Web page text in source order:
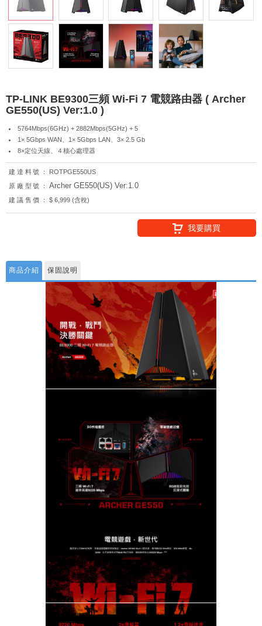
TP-LINK BE9300三頻 Wi-Fi 7 電競路由器 ( Archer
GE550(US) Ver:1.0 )
5764Mbps(6GHz) + 2882Mbps(5GHz) + 5
1× 5Gbps WAN、1× 5Gbps LAN、3× 2.5 Gb
8×定位天線、４核心處理器
建達料號：
ROTPGE550US
原廠型號：
Archer GE550(US) Ver:1.0
建議售價： $ 6,999 (含稅)
我要購買
商品介紹 保固說明